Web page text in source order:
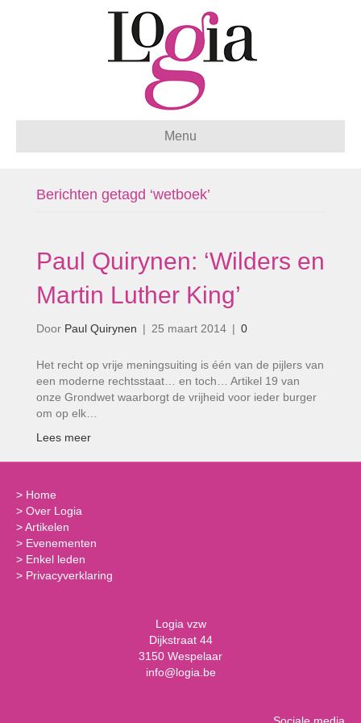
Menu
Berichten getagd ‘wetboek’
Paul Quirynen: ‘Wilders en
Martin Luther King’
Door Paul Quirynen | 25 maart 2014 | 0
Het recht op vrije meningsuiting is één van de pijlers van
een moderne rechtsstaat… en toch… Artikel 19 van
onze Grondwet waarborgt de vrijheid voor ieder burger
om op elk…
Lees meer
> Home
> Over Logia
>Artikelen
> Evenementen
> Enkel leden
> Privacyverklaring
Logia vzw
Dijkstraat 44
3150 Wespelaar
info@logia.be